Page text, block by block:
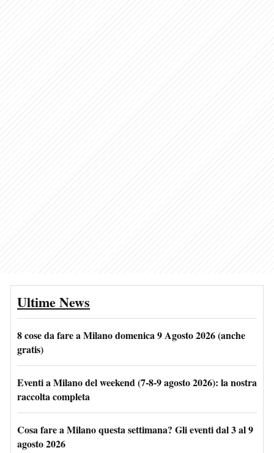
Ultime News
8 cose da fare a Milano domenica 9 Agosto 2026 (anche
gratis)
Eventi a Milano del weekend (7-8-9 agosto 2026): la nostra
raccolta completa
Cosa fare a Milano questa settimana? Gli eventi dal 3 al 9
agosto 2026